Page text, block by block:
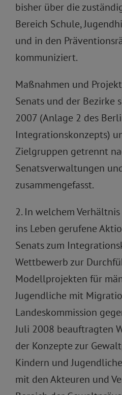
bisher über die
Bereich Schule,
und in den
kommuniziert.
Maßnahmen und
Senats und der Bezirke
2007 (Anlage 2 des
Integrationskonzepts)
Zielgruppen getrennt
Senatsverwaltungen
zusammengefasst.
2. In welchem
ins Leben gerufene
Senats zum
Wettbewerb zur
Modellprojekten für
Jugendliche mit
Landeskommission
Juli 2008 beauftragten
der Konzepte zur
Kindern und
mit den Akteuren und